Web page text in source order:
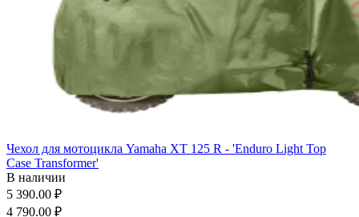
Чехол для мотоцикла Yamaha XT 125 R - 'Enduro Light Top
Case Transformer'
В наличии
5 390.00 ₽
4 790.00 ₽